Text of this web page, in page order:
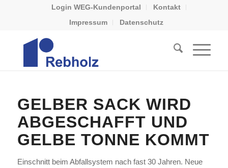
Login WEG-Kundenportal
Kontakt
Impressum
Datenschutz
GELBER SACK WIRD
ABGESCHAFFT UND
GELBE TONNE KOMMT
Einschnitt beim Abfallsystem nach fast 30 Jahren. Neue